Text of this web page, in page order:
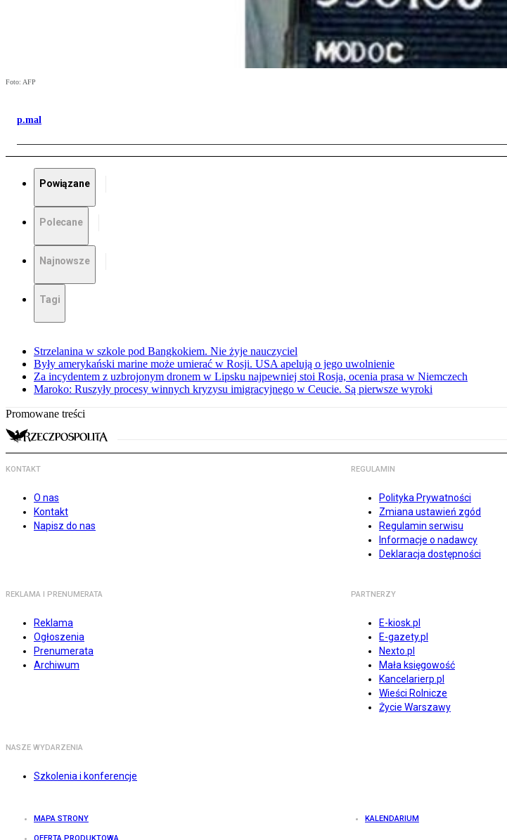
Foto: AFP
p.mal
Powiązane
Polecane
Najnowsze
Tagi
Strzelanina w szkole pod Bangkokiem. Nie żyje nauczyciel
Były amerykański marine może umierać w Rosji. USA apelują o jego uwolnienie
Za incydentem z uzbrojonym dronem w Lipsku najpewniej stoi Rosja, ocenia prasa w Niemczech
Maroko: Ruszyły procesy winnych kryzysu imigracyjnego w Ceucie. Są pierwsze wyroki
Promowane treści
KONTAKT
O nas
Kontakt
Napisz do nas
REGULAMIN
Polityka Prywatności
Zmiana ustawień zgód
Regulamin serwisu
Informacje o nadawcy
Deklaracja dostępności
REKLAMA I PRENUMERATA
Reklama
Ogłoszenia
Prenumerata
Archiwum
PARTNERZY
E-kiosk.pl
E-gazety.pl
Nexto.pl
Mała księgowość
Kancelarierp.pl
Wieści Rolnicze
Życie Warszawy
NASZE WYDARZENIA
Szkolenia i konferencje
MAPA STRONY KALENDARIUM